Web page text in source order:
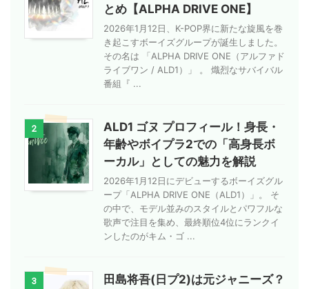
とめ【ALPHA DRIVE ONE】
2026年1月12日、K-POP界に新たな旋風を巻
き起こすボーイズグループが誕生しました。
その名は 「ALPHA DRIVE ONE（アルファド
ライブワン / ALD1）」 。 熾烈なサバイバル
番組『 ...
2
ALD1 ゴヌ プロフィール！身長・
年齢やボイプラ2での「高身長ボ
ーカル」としての魅力を解説
2026年1月12日にデビューするボーイズグル
ープ「ALPHA DRIVE ONE（ALD1）」。 そ
の中で、モデル並みのスタイルとパワフルな
歌声で注目を集め、最終順位4位にランクイ
ンしたのがキム・ゴ ...
3
田島将吾(日プ2)は元ジャニーズ？